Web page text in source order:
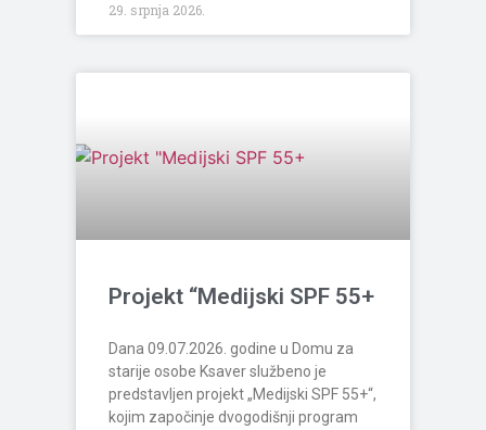
29. srpnja 2026.
Projekt “Medijski SPF 55+
Dana 09.07.2026. godine u Domu za
starije osobe Ksaver službeno je
predstavljen projekt „Medijski SPF 55+“,
kojim započinje dvogodišnji program